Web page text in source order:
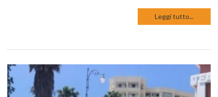
Leggi tutto...